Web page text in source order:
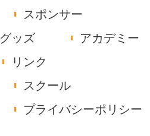
スポンサー
グッズ
アカデミー
リンク
スクール
プライバシーポリシー